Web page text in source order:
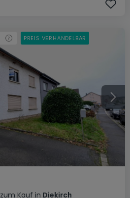
zum Kauf in Diekirch
PREIS VERHANDELBAR